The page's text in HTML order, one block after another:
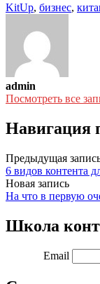
KitUp, бизнес,
admin
Посмотреть все
Навигация
Предыдущая
6 видов контента
Новая запись
На что в первую
Школа
Email